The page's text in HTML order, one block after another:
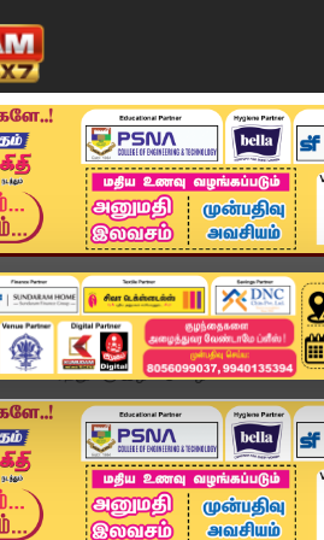
அண்மை தமிழ்நாடு சினிமா
போலி உரத்துக்கு இழப்பீடு வழங்க விவசாயி